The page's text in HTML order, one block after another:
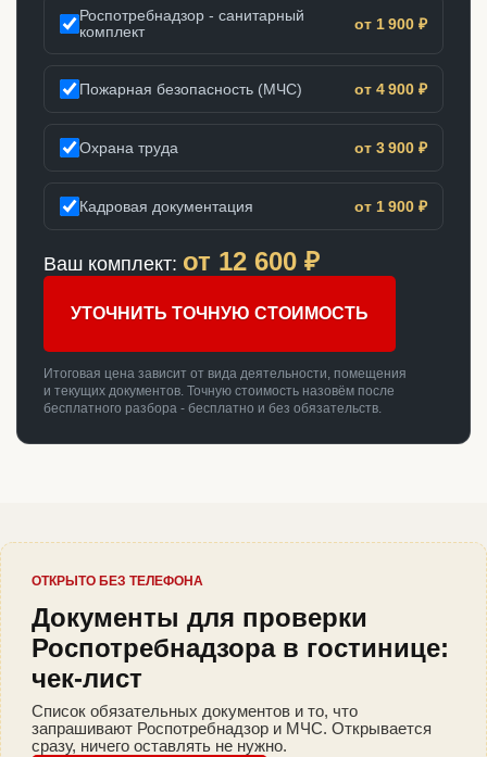
Роспотребнадзор - санитарный
комплект
от 1 900 ₽
Пожарная безопасность (МЧС) от 4 900 ₽
Охрана труда от 3 900 ₽
Кадровая документация от 1 900 ₽
Ваш комплект: от 12 600 ₽
УТОЧНИТЬ ТОЧНУЮ СТОИМОСТЬ
Итоговая цена зависит от вида деятельности, помещения
и текущих документов. Точную стоимость назовём после
бесплатного разбора - бесплатно и без обязательств.
ОТКРЫТО БЕЗ ТЕЛЕФОНА
Документы для проверки
Роспотребнадзора в гостинице:
чек-лист
Список обязательных документов и то, что
запрашивают Роспотребнадзор и МЧС. Открывается
сразу, ничего оставлять не нужно.